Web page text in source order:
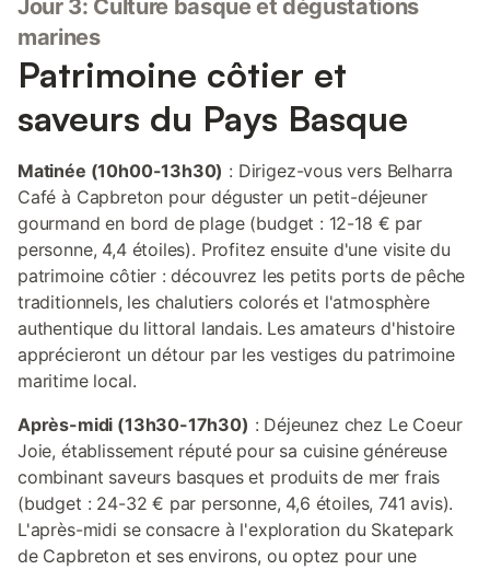
Jour 3: Culture basque et dégustations
marines
Patrimoine côtier et
saveurs du Pays Basque
Matinée (10h00-13h30) : Dirigez-vous vers Belharra
Café à Capbreton pour déguster un petit-déjeuner
gourmand en bord de plage (budget : 12-18 € par
personne, 4,4 étoiles). Profitez ensuite d'une visite du
patrimoine côtier : découvrez les petits ports de pêche
traditionnels, les chalutiers colorés et l'atmosphère
authentique du littoral landais. Les amateurs d'histoire
apprécieront un détour par les vestiges du patrimoine
maritime local.
Après-midi (13h30-17h30) : Déjeunez chez Le Coeur
Joie, établissement réputé pour sa cuisine généreuse
combinant saveurs basques et produits de mer frais
(budget : 24-32 € par personne, 4,6 étoiles, 741 avis).
L'après-midi se consacre à l'exploration du Skatepark
de Capbreton et ses environs, ou optez pour une